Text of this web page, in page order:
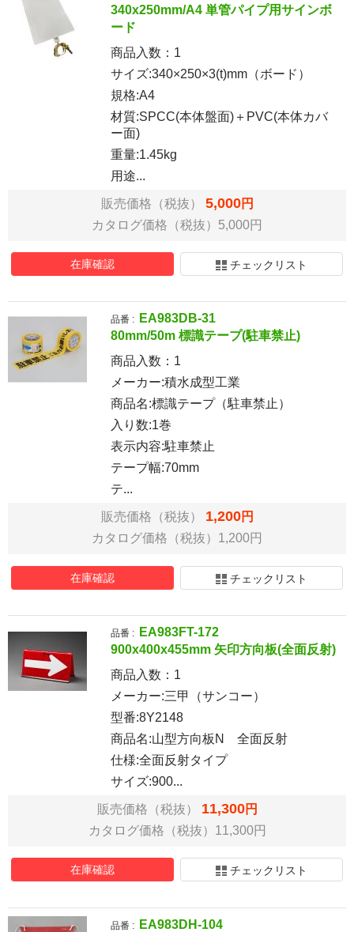
340x250mm/A4 単管パイプ用サインボ
ード
商品入数： 1
サイズ:340×250×3(t)mm（ボード）
規格:A4
材質:SPCC(本体盤面)＋PVC(本体カバ
ー面)
重量:1.45kg
用途...
販売価格（税抜） 5,000円
カタログ価格（税抜）5,000円
在庫確認 チェックリスト
品番 :
EA983DB-31
80mm/50m 標識テープ(駐車禁止)
商品入数： 1
メーカー:積水成型工業
商品名:標識テープ（駐車禁止）
入り数:1巻
表示内容:駐車禁止
テープ幅:70mm
テ...
販売価格（税抜） 1,200円
カタログ価格（税抜）1,200円
在庫確認 チェックリスト
品番 :
EA983FT-172
900x400x455mm 矢印方向板(全面反射)
商品入数： 1
メーカー:三甲（サンコー）
型番:8Y2148
商品名:山型方向板N 全面反射
仕様:全面反射タイプ
サイズ:900...
販売価格（税抜） 11,300円
カタログ価格（税抜）11,300円
在庫確認 チェックリスト
品番 :
EA983DH-104